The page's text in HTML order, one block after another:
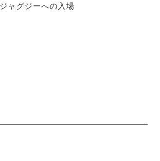
ャグジーへの入場